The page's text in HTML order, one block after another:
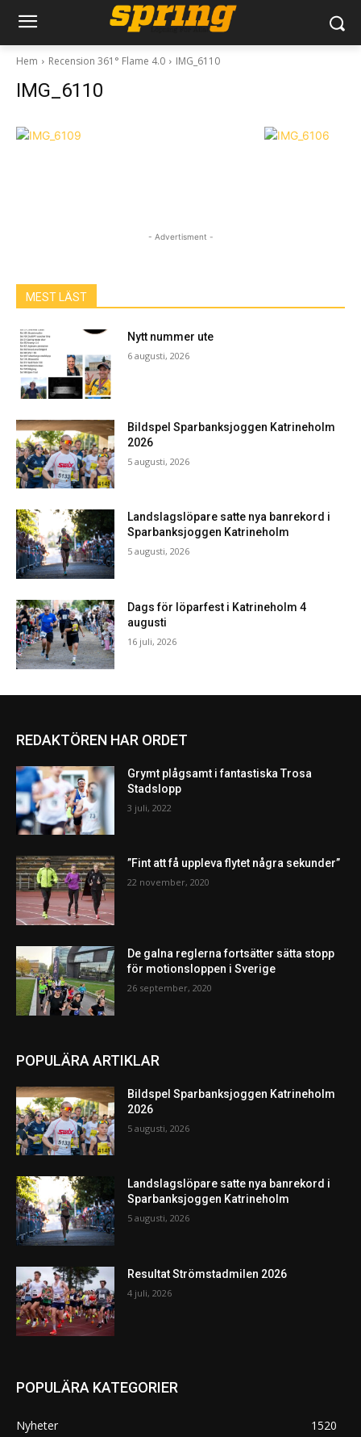
Hem Recension 361° Flame 4.0 IMG_6110
IMG_6110
- Advertisment -
MEST LÄST
Nytt nummer ute
6 augusti, 2026
Bildspel Sparbanksjoggen Katrineholm
2026
5 augusti, 2026
Landslagslöpare satte nya banrekord i
Sparbanksjoggen Katrineholm
5 augusti, 2026
Dags för löparfest i Katrineholm 4
augusti
16 juli, 2026
REDAKTÖREN HAR ORDET
Grymt plågsamt i fantastiska Trosa
Stadslopp
3 juli, 2022
”Fint att få uppleva flytet några sekunder”
22 november, 2020
De galna reglerna fortsätter sätta stopp
för motionsloppen i Sverige
26 september, 2020
POPULÄRA ARTIKLAR
Bildspel Sparbanksjoggen Katrineholm
2026
5 augusti, 2026
Landslagslöpare satte nya banrekord i
Sparbanksjoggen Katrineholm
5 augusti, 2026
Resultat Strömstadmilen 2026
4 juli, 2026
POPULÄRA KATEGORIER
Nyheter
1520